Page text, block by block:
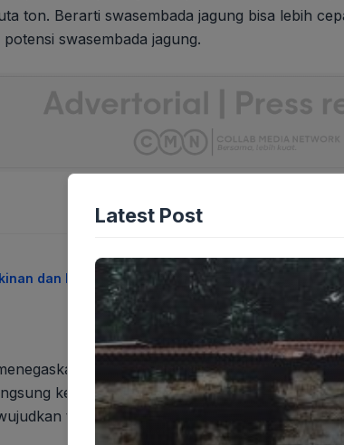
ton. Berarti swasembada jagung bisa lebih
swasembada jagung.
dan Pengangguran Indonesia
ambisinya untuk menghentikan
kepada Menteri Pertanian Andi Amran
target tersebut.
Latest Post